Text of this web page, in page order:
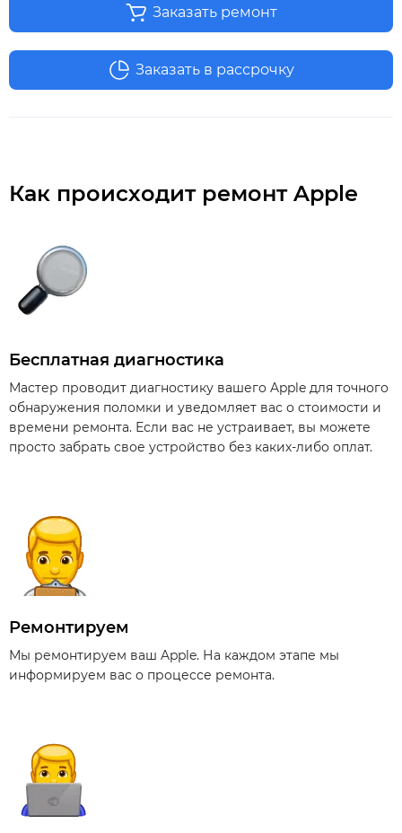
Заказать ремонт
Заказать в рассрочку
Как происходит ремонт Apple
Бесплатная диагностика
Мастер проводит диагностику вашего Apple для точного
обнаружения поломки и уведомляет вас о стоимости и
времени ремонта. Если вас не устраивает, вы можете
просто забрать свое устройство без каких-либо оплат.
Ремонтируем
Мы ремонтируем ваш Apple. На каждом этапе мы
информируем вас о процессе ремонта.